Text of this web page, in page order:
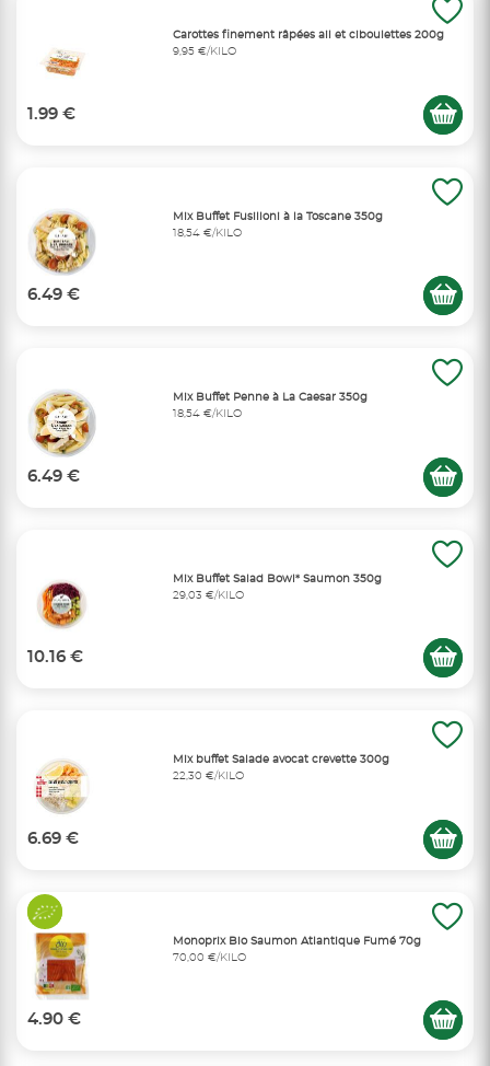
Carottes finement râpées ail et ciboulettes 200g
9,95 €/KILO
1.99 €
Mix Buffet Fusilloni à la Toscane 350g
18,54 €/KILO
6.49 €
Mix Buffet Penne à La Caesar 350g
18,54 €/KILO
6.49 €
Mix Buffet Salad Bowl* Saumon 350g
29,03 €/KILO
10.16 €
Mix buffet Salade avocat crevette 300g
22,30 €/KILO
6.69 €
Monoprix Bio Saumon Atlantique Fumé 70g
70,00 €/KILO
4.90 €